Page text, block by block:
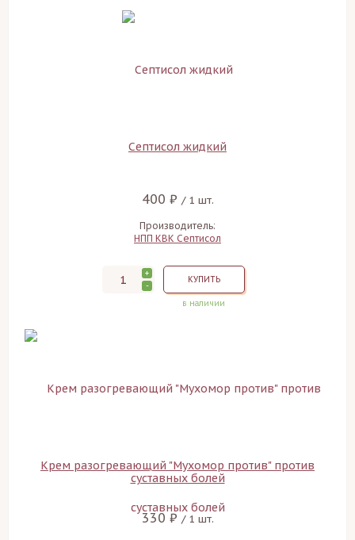
Септисол жидкий
400 ₽ / 1 шт.
Производитель:
НПП КВК Септисол
+
-
КУПИТЬ
в наличии
Крем разогревающий "Мухомор против" против
суставных болей
330 ₽ / 1 шт.